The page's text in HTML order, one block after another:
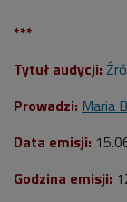
***
Tytuł audycji:
Prowadzi: Maria
Data emisji:
Godzina emisji: